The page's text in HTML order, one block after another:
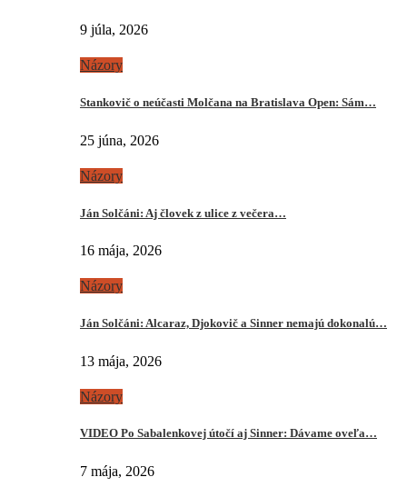
9 júla, 2026
Názory
Stankovič o neúčasti Molčana na Bratislava Open: Sám…
25 júna, 2026
Názory
Ján Solčáni: Aj človek z ulice z večera…
16 mája, 2026
Názory
Ján Solčáni: Alcaraz, Djokovič a Sinner nemajú dokonalú…
13 mája, 2026
Názory
VIDEO Po Sabalenkovej útočí aj Sinner: Dávame oveľa…
7 mája, 2026